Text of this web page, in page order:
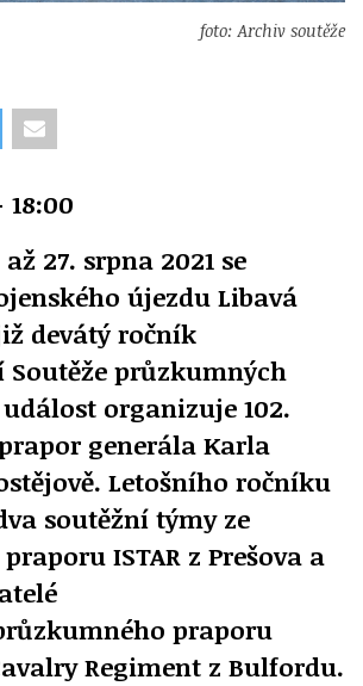
foto: Archiv soutěže
18:00
27. srpna 2021 se
újezdu Libavá
devátý ročník
průzkumných
organizuje 102.
generála Karla
Letošního ročníku
soutěžní týmy ze
ISTAR z Prešova a
praporu
Regiment z Bulfordu.